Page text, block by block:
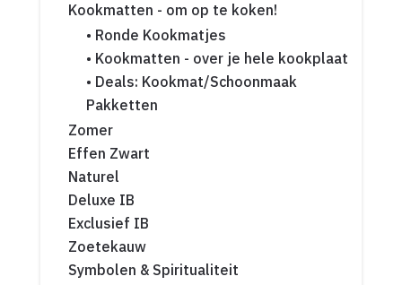
Kookmatten - om op te koken!
• Ronde Kookmatjes
• Kookmatten - over je hele kookplaat
• Deals: Kookmat/Schoonmaak
Pakketten
Zomer
Effen Zwart
Naturel
Deluxe IB
Exclusief IB
Zoetekauw
Symbolen & Spiritualiteit